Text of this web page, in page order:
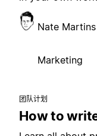
Nate Martins
Marketing
团队计划
How to